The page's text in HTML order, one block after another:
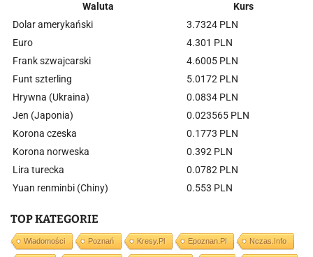
Waluta
Kurs
Dolar amerykański
3.7324 PLN
Euro
4.301 PLN
Frank szwajcarski
4.6005 PLN
Funt szterling
5.0172 PLN
Hrywna (Ukraina)
0.0834 PLN
Jen (Japonia)
0.023565 PLN
Korona czeska
0.1773 PLN
Korona norweska
0.392 PLN
Lira turecka
0.0782 PLN
Yuan renminbi (Chiny)
0.553 PLN
TOP KATEGORIE
Wiadomości Poznań Kresy.pl Epoznan.pl Nczas.info